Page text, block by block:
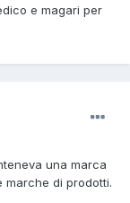
e magari per
una marca
marche di prodotti.